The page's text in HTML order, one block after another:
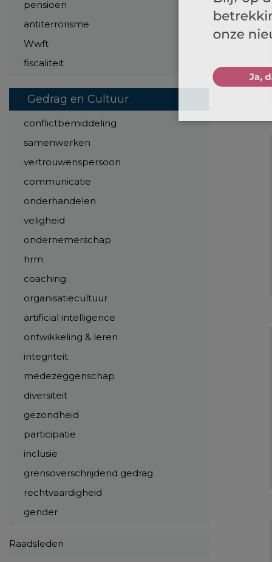
pensioen
antiterrorisme
Wwft
fiscaliteit
Gedrag en Cultuur
conflictbemiddeling
samenwerken
vertrouwenspersoon
communicatie
onderhandelen
veligheid
ondernemerschap
hrm
coaching
organisatiecultuur
artificial intelligence
ontwikkeling & leren
integriteit
medezeggenschap
diversiteit
gezondheid
participatie
inclusie
grensoverschrijdend gedrag
rechtvaardigheid
gender
Raadsleden